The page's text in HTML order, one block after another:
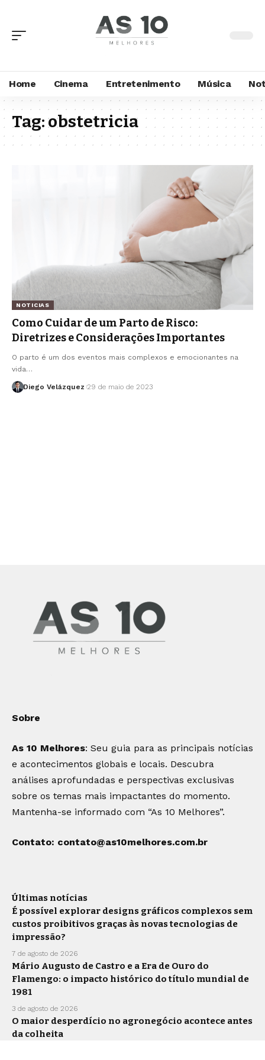
Home Cinema Entretenimento Música
Tag:obstetricia
NOTICIAS
Como Cuidar de um Parto de Risco:
Diretrizes e Considerações Importantes
O parto é um dos eventos mais complexos e emocionantes na
vida…
Diego Velázquez 29 de maio de 2023
Sobre
As 10 Melhores: Seu guia para as principais notícias
e acontecimentos globais e locais. Descubra
análises aprofundadas e perspectivas exclusivas
sobre os temas mais impactantes do momento.
Mantenha-se informado com “As 10 Melhores”.
Contato: contato@as10melhores.com.br
Últimas notícias
É possível explorar designs gráficos complexos sem
custos proibitivos graças às novas tecnologias de
impressão?
7 de agosto de 2026
Mário Augusto de Castro e a Era de Ouro do
Flamengo: o impacto histórico do título mundial de
1981
3 de agosto de 2026
O maior desperdício no agronegócio acontece antes
da colheita